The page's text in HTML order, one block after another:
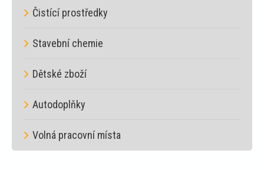
Čistící prostředky
Stavební chemie
Dětské zboží
Autodoplňky
Volná pracovní místa